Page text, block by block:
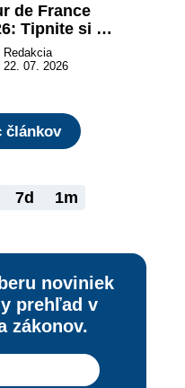
de France
Tipnite si
etapy a
podiel z 2
Redakcia
22. 07. 2026
článkov
7d 1m
noviniek
prehľad v
zákonov.